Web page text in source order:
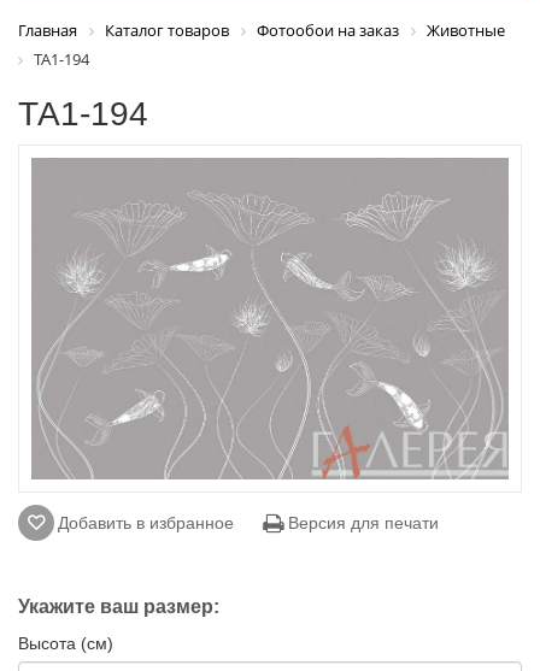
Главная Каталог товаров Фотообои на заказ
Животные
ТА1-194
ТА1-194
Добавить в избранное Версия для печати
Укажите ваш размер:
Высота (см)